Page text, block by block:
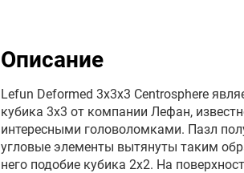
Описание
Lefun Deformed 3x3x3 Centrosphere
кубика 3х3 от компании Лефан,
интересными головоломками. Пазл
угловые элементы вытянуты таким
него подобие кубика 2х2. На